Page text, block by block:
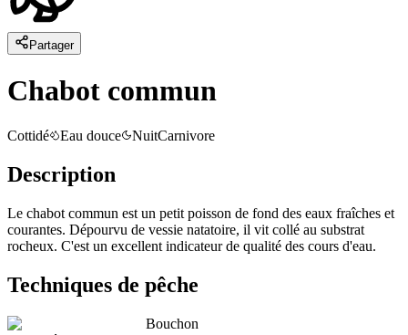
Partager
Chabot commun
Cottidé Eau douce NuitCarnivore
Description
Le chabot commun est un petit poisson de fond des eaux fraîches et
courantes. Dépourvu de vessie natatoire, il vit collé au substrat
rocheux. C'est un excellent indicateur de qualité des cours d'eau.
Techniques de pêche
Bouchon